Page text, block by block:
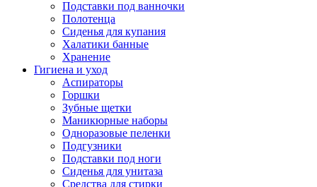
Подставки под ванночки
Полотенца
Сиденья для купания
Халатики банные
Хранение
Гигиена и уход
Аспираторы
Горшки
Зубные щетки
Маникюрные наборы
Одноразовые пеленки
Подгузники
Подставки под ноги
Сиденья для унитаза
Средства для стирки